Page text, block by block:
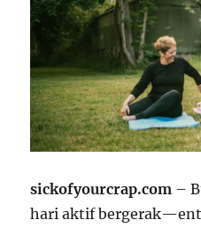
sickofyourcrap.com –
hari aktif